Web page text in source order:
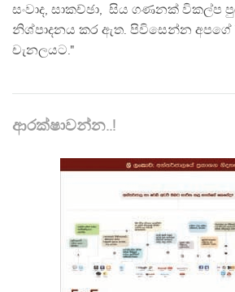
සංවාද, සාකච්ඡා, සිය ගණනක් විකල්ප
නිශ්පාදනය කර ඇත. පිවිසෙන්න අපගේ
චැනලයට."
ආරක්ෂාවන්න..!